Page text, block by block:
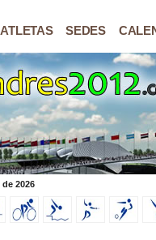
ATLETAS SEDES
2026